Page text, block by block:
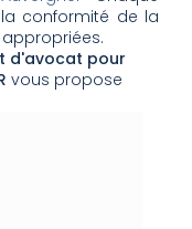
conformité de la
d'avocat pour
vous propose